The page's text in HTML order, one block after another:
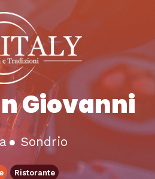
Giovanni
● Sondrio
Ristorante